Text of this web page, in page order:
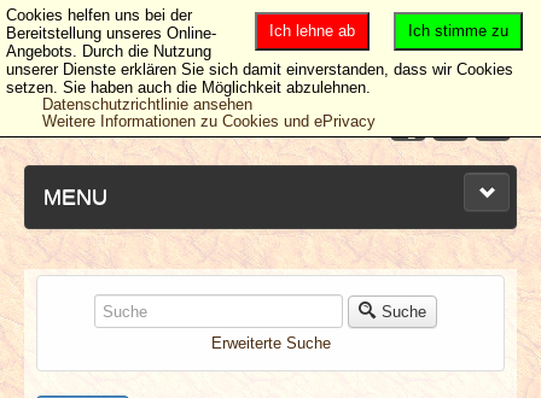
MENU
NEUESTE ARTIKEL
NEWS & DATES
Suche
Erweiterte Suche
Ich stimme zu
Ich lehne ab
Cookies helfen uns bei der
Bereitstellung unseres Online-
Angebots. Durch die Nutzung
unserer Dienste erklären Sie sich damit einverstanden, dass wir Cookies
setzen. Sie haben auch die Möglichkeit abzulehnen.
Datenschutzrichtlinie ansehen
Weitere Informationen zu Cookies und ePrivacy